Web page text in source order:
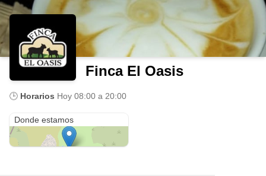
Finca El Oasis
🕒 Horarios Hoy 08:00 a 20:00
Donde estamos